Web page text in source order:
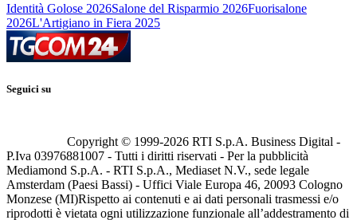
Identità Golose 2026Salone del Risparmio 2026Fuorisalone
2026L'Artigiano in Fiera 2025
Seguici su
Copyright © 1999-2026 RTI S.p.A. Business Digital -
P.Iva 03976881007 - Tutti i diritti riservati - Per la pubblicità
Mediamond S.p.A. - RTI S.p.A., Mediaset N.V., sede legale
Amsterdam (Paesi Bassi) - Uffici Viale Europa 46, 20093 Cologno
Monzese (MI)Rispetto ai contenuti e ai dati personali trasmessi e/o
riprodotti è vietata ogni utilizzazione funzionale all’addestramento di